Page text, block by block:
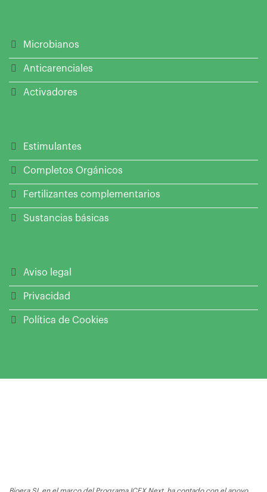
Microbianos
Anticarenciales
Activadores
Estimulantes
Completos Orgánicos
Fertilizantes complementarios
Sustancias básicas
Aviso legal
Privacidad
Política de Cookies